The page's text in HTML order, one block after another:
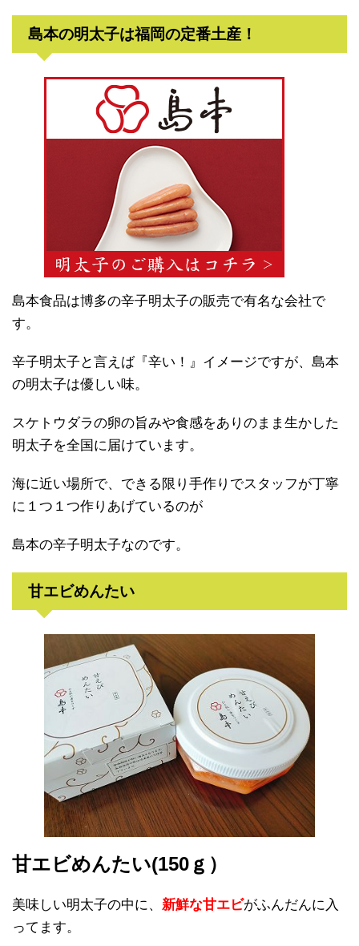
島本の明太子は福岡の定番土産！
島本食品は博多の辛子明太子の販売で有名な会社で
す。
辛子明太子と言えば『辛い！』イメージですが、島本
の明太子は優しい味。
スケトウダラの卵の旨みや食感をありのまま生かした
明太子を全国に届けています。
海に近い場所で、できる限り手作りでスタッフが丁寧
に１つ１つ作りあげているのが
島本の辛子明太子なのです。
甘エビめんたい
甘エビめんたい(150ｇ）
美味しい明太子の中に、 新鮮な甘エビがふんだんに入
ってます。